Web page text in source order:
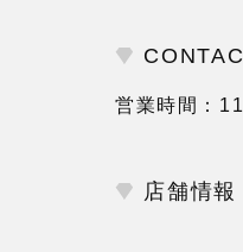
営業時間：
店舗情報